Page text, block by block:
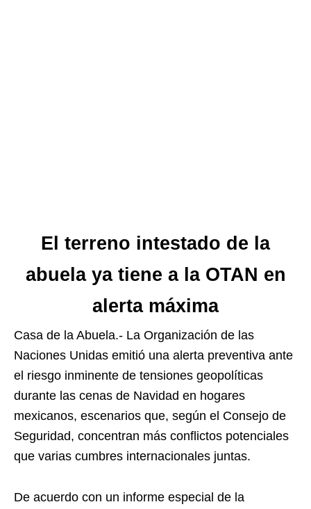
El terreno intestado de la
abuela ya tiene a la OTAN en
alerta máxima
Casa de la Abuela.- La Organización de las
Naciones Unidas emitió una alerta preventiva ante
el riesgo inminente de tensiones geopolíticas
durante las cenas de Navidad en hogares
mexicanos, escenarios que, según el Consejo de
Seguridad, concentran más conflictos potenciales
que varias cumbres internacionales juntas.
De acuerdo con un informe especial de la